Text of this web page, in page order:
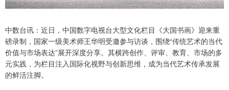
中数台讯：近日，中国数字电视台大型文化栏目《大国书画》迎来重
磅录制，国家一级美术师王华明受邀参与访谈，围绕“传统艺术的当代
价值与市场表达”展开深度分享。其横跨创作、评审、教育、市场的多
元实践，为栏目注入国际化视野与创新思维，成为当代艺术传承发展
的鲜活注脚。